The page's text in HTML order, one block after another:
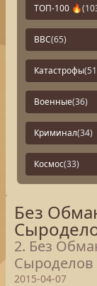
ТОП-100 🔥
BBC(65)
Катастрофы
Военные(36)
Криминал(34)
Космос(33)
Без
2. Без
Сыроделов
2015-04-07